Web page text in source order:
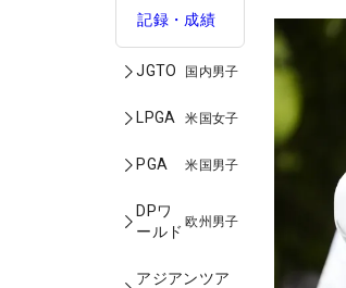
記録・成績
JGTO 国内男子
LPGA 米国女子
PGA 米国男子
DPワ
ールド
欧州男子
アジアンツア